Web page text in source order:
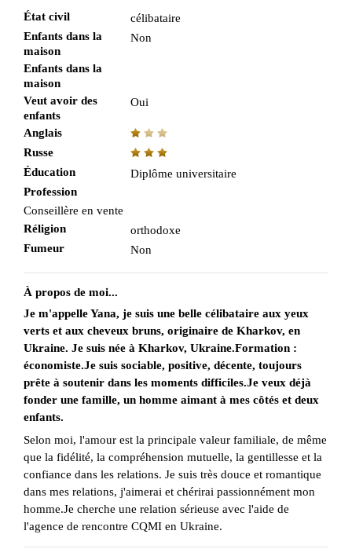
État civil
célibataire
Enfants dans la
maison
Non
Enfants dans la
maison
Veut avoir des
enfants
Oui
Anglais
Russe
Éducation
Diplôme universitaire
Profession
Conseillère en vente
Réligion
orthodoxe
Fumeur
Non
À propos de moi...
Je m'appelle Yana, je suis une belle célibataire aux yeux
verts et aux cheveux bruns, originaire de Kharkov, en
Ukraine. Je suis née à Kharkov, Ukraine.Formation :
économiste.Je suis sociable, positive, décente, toujours
prête à soutenir dans les moments difficiles.Je veux déjà
fonder une famille, un homme aimant à mes côtés et deux
enfants.
Selon moi, l'amour est la principale valeur familiale, de même
que la fidélité, la compréhension mutuelle, la gentillesse et la
confiance dans les relations. Je suis très douce et romantique
dans mes relations, j'aimerai et chérirai passionnément mon
homme.Je cherche une relation sérieuse avec l'aide de
l'agence de rencontre CQMI en Ukraine.